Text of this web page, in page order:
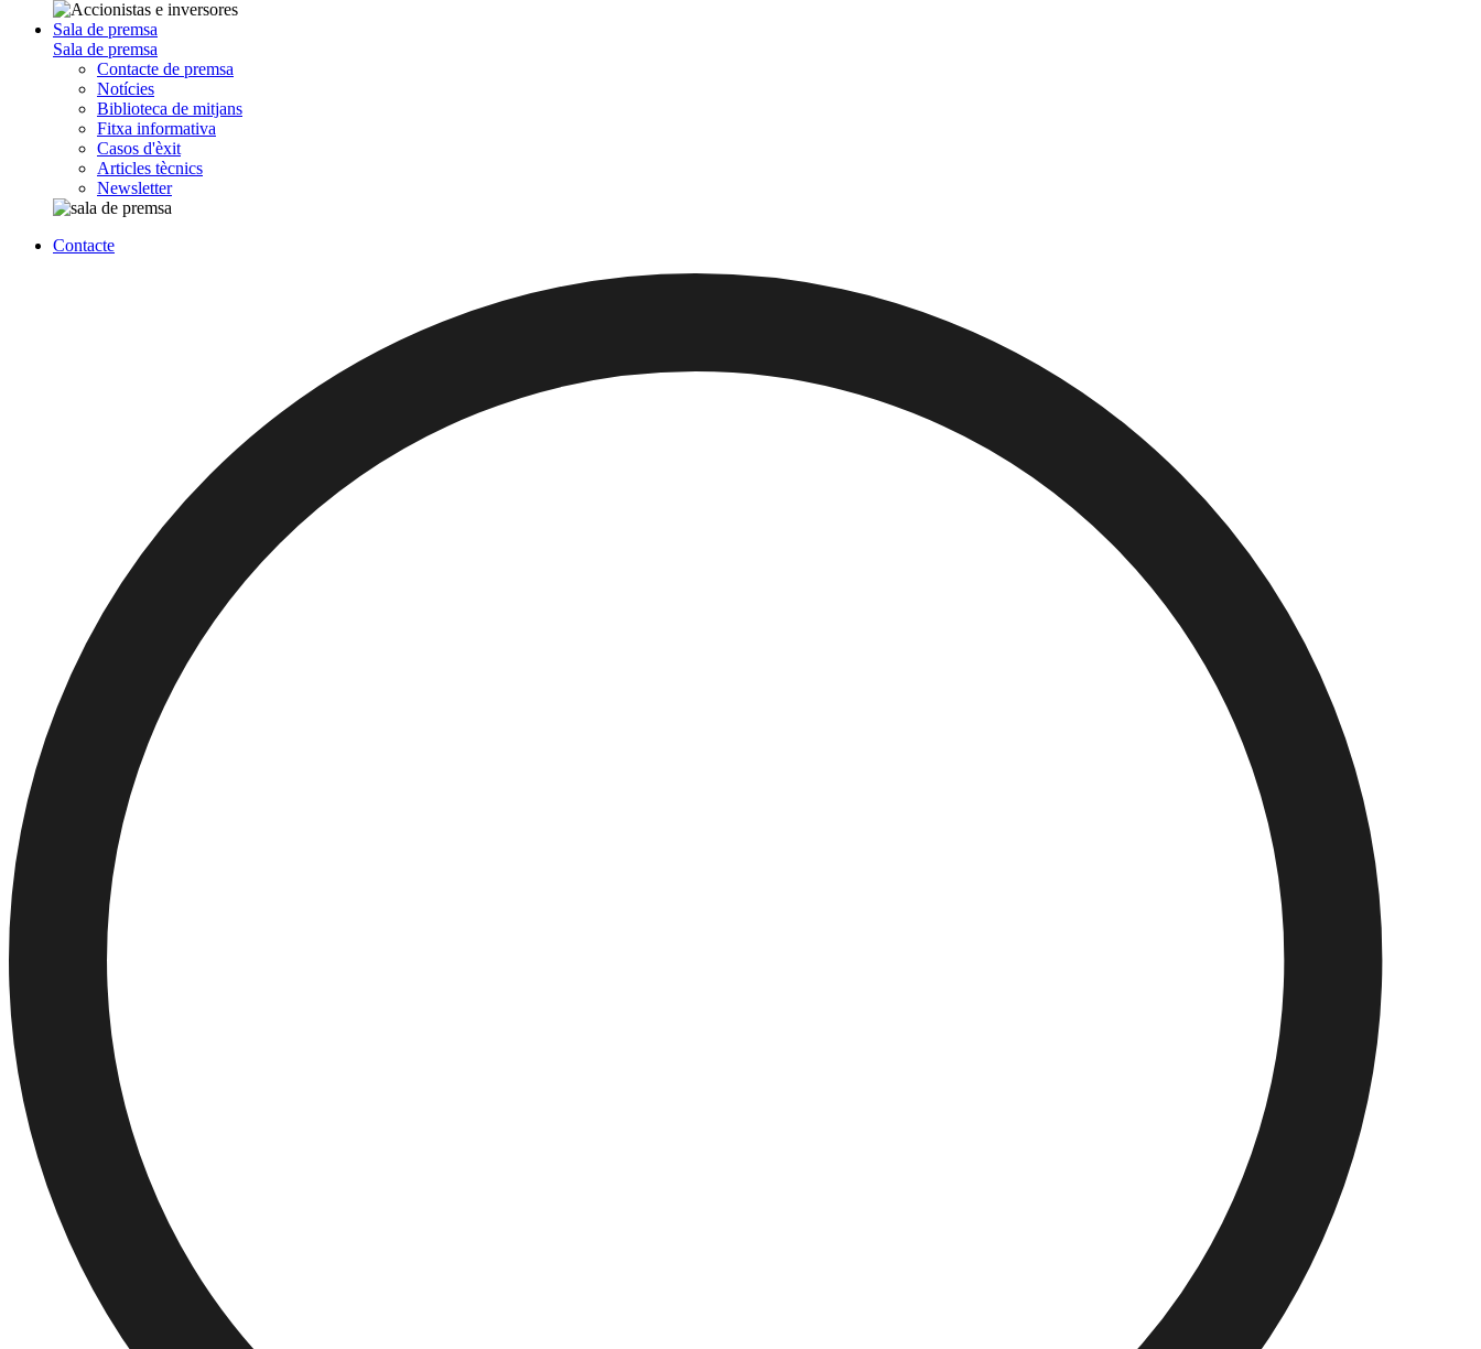
Sala de premsa
Sala de premsa
Contacte de premsa
Notícies
Biblioteca de mitjans
Fitxa informativa
Casos d'èxit
Articles tècnics
Newsletter
Contacte